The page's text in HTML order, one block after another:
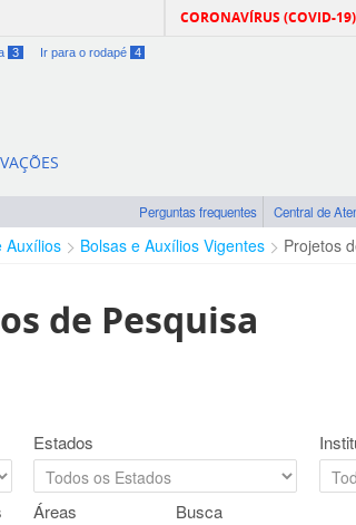
CORONAVÍRUS (COVID-19)
3 Ir para o rodapé 4
Perguntas frequentes Central de
Auxílios Bolsas e Auxílios Vigentes Projetos
de Pesquisa
Estados
Áreas Busca